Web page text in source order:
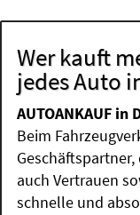
Wer kauft
jedes Auto
AUTOANKAUF in
Beim
auch Vertrauen
schnelle und